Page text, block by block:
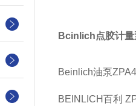
Bcinlich点胶计量
Beinlich油泵
BEINLICH百利